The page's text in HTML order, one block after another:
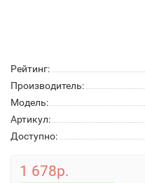
Рейтинг:
Производитель:
Модель:
Артикул:
Доступно:
1 678р.